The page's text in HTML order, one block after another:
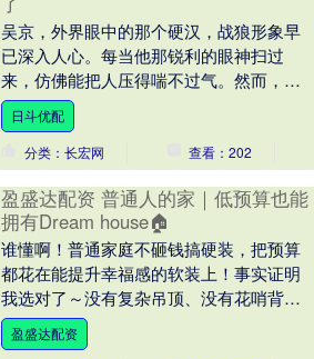
吴京，外界眼中的那个硬汉，战狼形象早
已深入人心。每当他那锐利的眼神扫过
来，仿佛能把人压得喘不过气。然而，若
从他给两个儿子取的名字看，这一切似乎
又有了全新的面貌。....
日斗优配
分类：长宏网
查看：202
盈盛达配资 普通人的家｜低预算也能
拥有Dream house🏠
谁懂啊！普通家庭不砸钱搞硬装，把预算
都花在能提升幸福感的软装上！事实证明
我选对了～没有复杂吊顶、没有花哨背景
墙，全靠软装我也装出了梦想中的美式复
古家，每天下班推....
盈盛达配资